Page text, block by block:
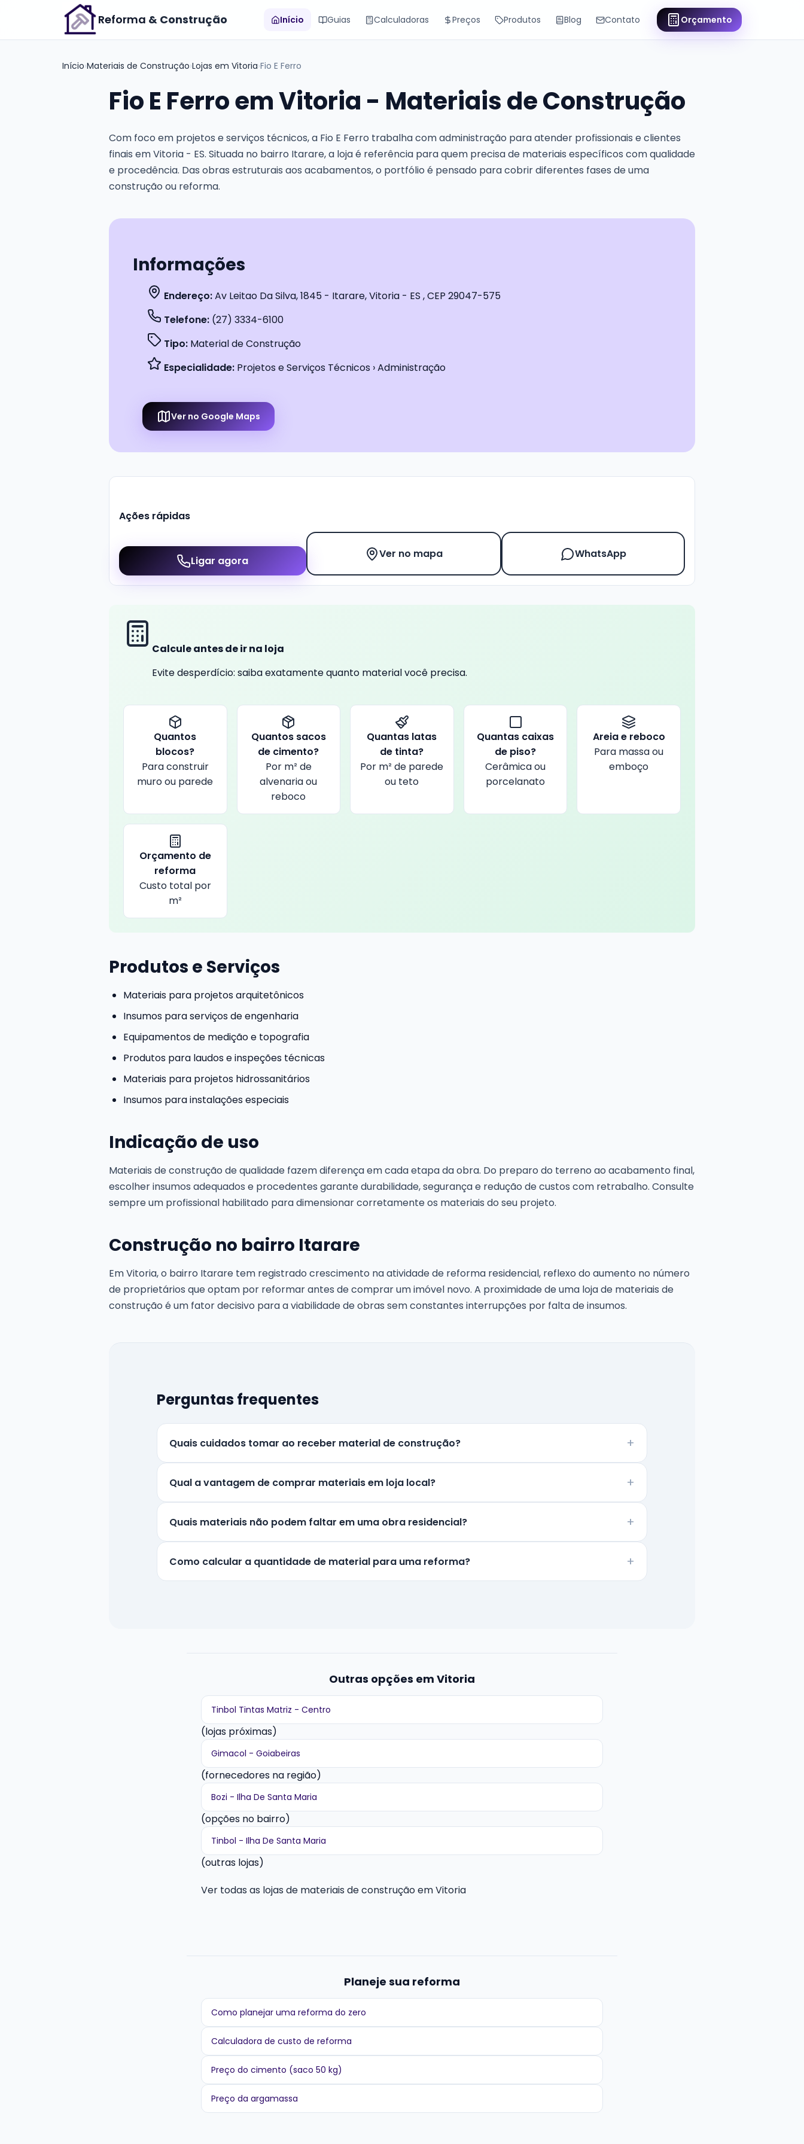
Reforma & Construção Início Guias Calculadoras Preços Produtos Blog Contato Orçamento
Início›Materiais de Construção›Lojas em Vitoria›Fio E Ferro
Fio E Ferro em Vitoria - Materiais de Construção
Com foco em projetos e serviços técnicos, a Fio E Ferro trabalha com administração para atender profissionais e clientes
finais em Vitoria - ES. Situada no bairro Itarare, a loja é referência para quem precisa de materiais específicos com qualidade
e procedência. Das obras estruturais aos acabamentos, o portfólio é pensado para cobrir diferentes fases de uma
construção ou reforma.
Informações
Endereço:Av Leitao Da Silva, 1845 - Itarare, Vitoria - ES , CEP 29047-575
Telefone: (27) 3334-6100
Tipo: Material de Construção
Especialidade: Projetos e Serviços Técnicos › Administração
Ver no Google Maps
Ações rápidas
Ligar agora
Ver no mapa WhatsApp
Calcule antes de ir na loja
Evite desperdício: saiba exatamente quanto material você precisa.
Quantos
blocos?
Para construir
muro ou parede
Quantos sacos
de cimento?
Por m² de
alvenaria ou
reboco
Quantas latas
de tinta?
Por m² de parede
ou teto
Quantas caixas
de piso?
Cerâmica ou
porcelanato
Areia e reboco
Para massa ou
emboço
Orçamento de
reforma
Custo total por
m²
Produtos e Serviços
Materiais para projetos arquitetônicos
Insumos para serviços de engenharia
Equipamentos de medição e topografia
Produtos para laudos e inspeções técnicas
Materiais para projetos hidrossanitários
Insumos para instalações especiais
Indicação de uso
Materiais de construção de qualidade fazem diferença em cada etapa da obra. Do preparo do terreno ao acabamento final,
escolher insumos adequados e procedentes garante durabilidade, segurança e redução de custos com retrabalho. Consulte
sempre um profissional habilitado para dimensionar corretamente os materiais do seu projeto.
Construção no bairro Itarare
Em Vitoria, o bairro Itarare tem registrado crescimento na atividade de reforma residencial, reflexo do aumento no número
de proprietários que optam por reformar antes de comprar um imóvel novo. A proximidade de uma loja de materiais de
construção é um fator decisivo para a viabilidade de obras sem constantes interrupções por falta de insumos.
Perguntas frequentes
Quais cuidados tomar ao receber material de construção?
Qual a vantagem de comprar materiais em loja local?
Quais materiais não podem faltar em uma obra residencial?
Como calcular a quantidade de material para uma reforma?
Outras opções em Vitoria
Tinbol Tintas Matriz - Centro
(lojas próximas)
Gimacol - Goiabeiras
(fornecedores na região)
Bozi - Ilha De Santa Maria
(opções no bairro)
Tinbol - Ilha De Santa Maria
(outras lojas)
Ver todas as lojas de materiais de construção em Vitoria
Planeje sua reforma
Como planejar uma reforma do zero
Calculadora de custo de reforma
Preço do cimento (saco 50 kg)
Preço da argamassa